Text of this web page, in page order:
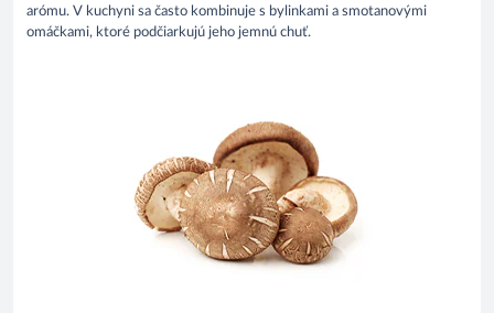
arómu. V kuchyni sa často kombinuje s bylinkami a smotanovými
omáčkami, ktoré podčiarkujú jeho jemnú chuť.